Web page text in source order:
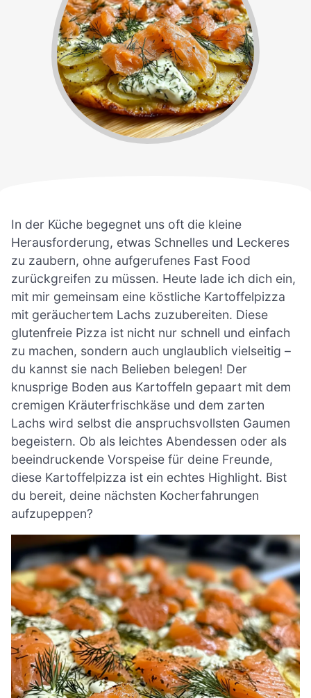
In der Küche begegnet uns oft die kleine
Herausforderung, etwas Schnelles und Leckeres
zu zaubern, ohne aufgerufenes Fast Food
zurückgreifen zu müssen. Heute lade ich dich ein,
mit mir gemeinsam eine köstliche Kartoffelpizza
mit geräuchertem Lachs zuzubereiten. Diese
glutenfreie Pizza ist nicht nur schnell und einfach
zu machen, sondern auch unglaublich vielseitig –
du kannst sie nach Belieben belegen! Der
knusprige Boden aus Kartoffeln gepaart mit dem
cremigen Kräuterfrischkäse und dem zarten
Lachs wird selbst die anspruchsvollsten Gaumen
begeistern. Ob als leichtes Abendessen oder als
beeindruckende Vorspeise für deine Freunde,
diese Kartoffelpizza ist ein echtes Highlight. Bist
du bereit, deine nächsten Kocherfahrungen
aufzupeppen?